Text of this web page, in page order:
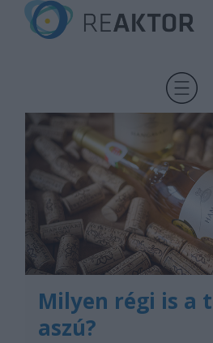
Milyen régi is a
aszú?